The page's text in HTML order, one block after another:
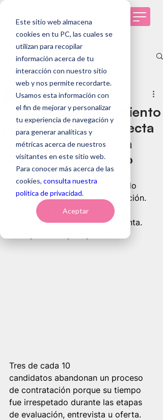
Este sitio web almacena
cookies en tu PC, las cuales se
utilizan para recopilar
información acerca de tu
interacción con nuestro sitio
web y nos permite recordarte.
Usamos esta información con
el fin de mejorar y personalizar
tu experiencia de navegación y
para generar analíticas y
métricas acerca de nuestros
visitantes en este sitio web.
Para conocer más acerca de las
cookies, consulta nuestra
política de privacidad.
Aceptar
Entrada
Todas las entradas
Tendencias de RRHH
Selección de personas
Genomawork
Casos de éxito
Embudo de reclutamiento
y selección: cómo afecta
tu marca empleadora
cuando está disperso
25 feb 6 min de lectura
Un embudo de reclutamiento y
selección desorganizado no solo
alarga los tiempos de contratación.
También debilita tu marca
empleadora sin que te des cuenta.
Tres de cada 10
candidatos abandonan un proceso
de contratación porque su tiempo
fue irrespetado durante las etapas
de evaluación, entrevista u oferta.